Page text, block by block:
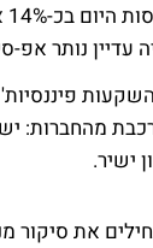
עדיין נותר אפ-
מהחברות:
ישיר.
את סיקור